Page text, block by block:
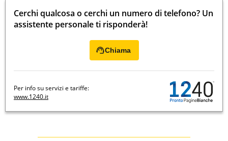
Cerchi qualcosa o cerchi un numero di telefono? Un
assistente personale ti risponderà!
Chiama
Per info su servizi e tariffe:
www.1240.it